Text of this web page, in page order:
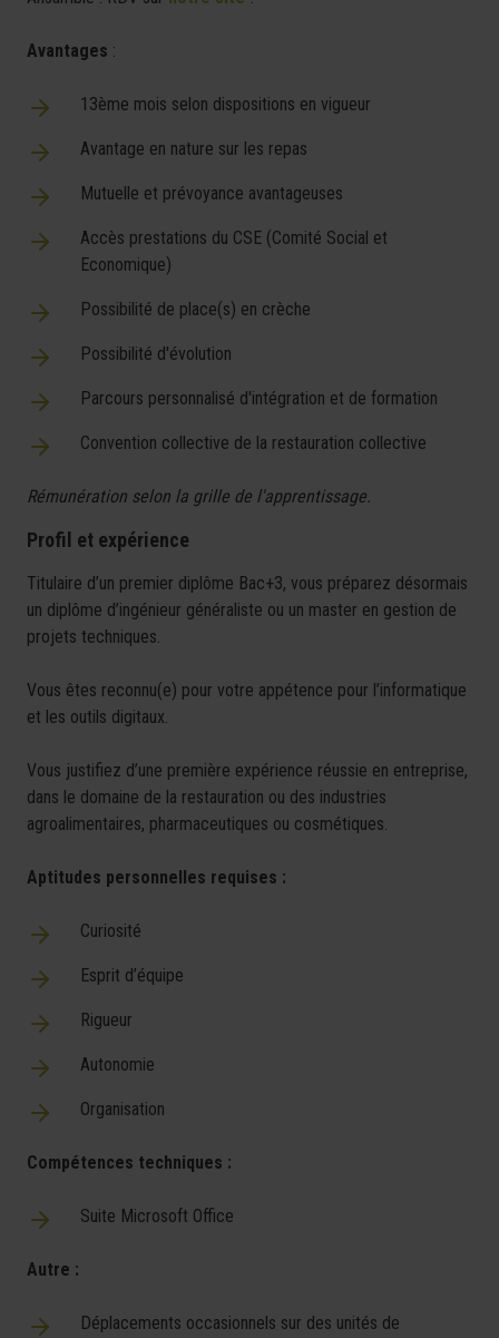
Avantages :
13ème mois selon dispositions en vigueur
Avantage en nature sur les repas
Mutuelle et prévoyance avantageuses
Accès prestations du CSE (Comité Social et
Economique)
Possibilité de place(s) en crèche
Possibilité d'évolution
Parcours personnalisé d'intégration et de formation
Convention collective de la restauration collective
Rémunération selon la grille de l'apprentissage.
Profil et expérience
Titulaire d’un premier diplôme Bac+3, vous préparez désormais
un diplôme d’ingénieur généraliste ou un master en gestion de
projets techniques.
Vous êtes reconnu(e) pour votre appétence pour l’informatique
et les outils digitaux.
Vous justifiez d’une première expérience réussie en entreprise,
dans le domaine de la restauration ou des industries
agroalimentaires, pharmaceutiques ou cosmétiques.
Aptitudes personnelles requises :
Curiosité
Esprit d’équipe
Rigueur
Autonomie
Organisation
Compétences techniques :
Suite Microsoft Office
Autre :
Déplacements occasionnels sur des unités de